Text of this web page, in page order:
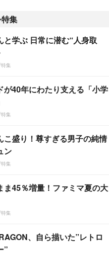
集
と学ぶ 日常に潜む“人身取
集
が40年にわたり支える「小学
集
こ盛り！尊すぎる男子の純情
ン
集
ま45％増量！ファミマ夏の大
集
、自ら描いた”レトロ
”